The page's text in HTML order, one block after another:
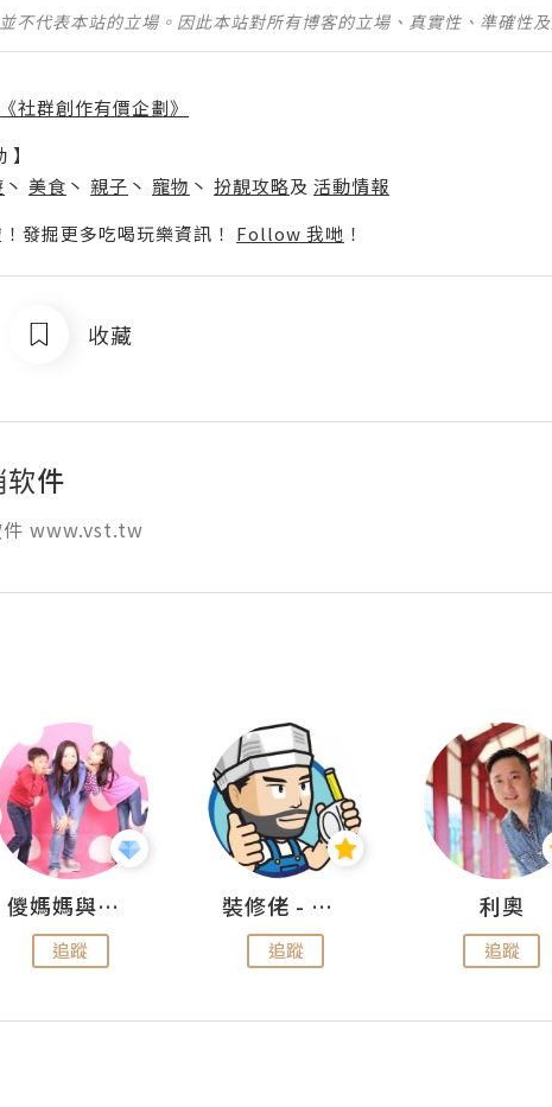
不代表本站的立場。因此本站對所有博客的立場、真實性、準確性
社群創作有價企劃》
丶 美食 丶 親子 丶 寵物 丶 扮靚攻略及 活動情報
發掘更多吃喝玩樂資訊！ Follow 我哋 ！
收藏
件
www.vst.tw
儍媽媽與兩隻小魔怪之家
追蹤
裝修佬 - 香港一站式網上裝修平台
追蹤
利奧
追蹤